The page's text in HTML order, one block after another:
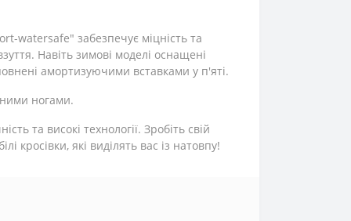
watersafe" забезпечує міцність та
Навіть зимові моделі оснащені
амортизуючими вставками у п'яті.
ногами.
та високі технології. Зробіть свій
кросівки, які виділять вас із натовпу!